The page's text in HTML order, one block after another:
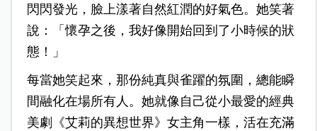
閃閃發光，臉上漾著自然紅潤的好氣色。她笑著
說：「懷孕之後，我好像開始回到了小時候的狀
態！」
每當她笑起來，那份純真與雀躍的氛圍，總能瞬
間融化在場所有人。她就像自己從小最愛的經典
美劇《艾莉的異想世界》女主角一樣，活在充滿